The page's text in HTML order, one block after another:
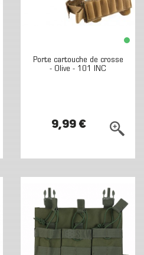
Porte cartouche de crosse
- Olive - 101 INC
9,99 €